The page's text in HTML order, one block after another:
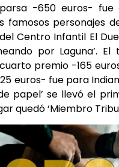
-650 euros- fue
famosos personajes
Centro Infantil El
por Laguna’.
premio -165
euros- fue para
papel’ se llevó el
quedó ‘Miembro